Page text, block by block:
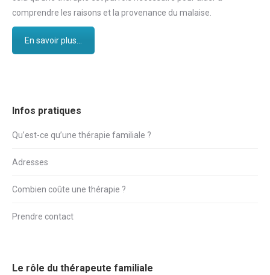
comprendre les raisons et la provenance du malaise.
En savoir plus...
Infos pratiques
Qu’est-ce qu’une thérapie familiale ?
Adresses
Combien coûte une thérapie ?
Prendre contact
Le rôle du thérapeute familiale